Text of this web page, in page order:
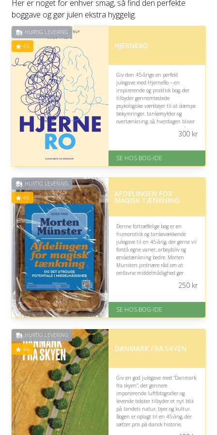
Her er noget for enhver smag, så find den perfekte
boggave og gør julen ekstra hyggelig.
HURTIG LEVERING
4.6 HJERNERO
Giv den 45-årige en perfekt
julegave med HjerneRo – en
inspirerende og praktisk bog, der
tilbyder gennemtestede
psykologiske værktøjer til at dæmpe
bekymringer, tankemylder og
overtænkning, så hverdagen bliver
mere overskuelig, og hjernen får
På lager
Levering: 1-3 hverdage -
Gratis fragt
på 4.6 ud af 5
300kr
SE HOS BOG-IDE
HURTIG LEVERING
4.6 AFDELINGEN FOR
MAGISK TÆNKNING
Denne fortræffelige bog er en
humoristisk og tankevækkende
julegave til en 45-årig, der gerne vil
forstå egne vaner, arbejdsliv og
ønsketænkning bedre. Morten
Münsters jordnære råd om at
omfavne middelmådighed gør
På lager
Levering: 1-3 hverdage -
forventet leveringstid
på 4.6 ud af 5
250kr
SE HOS BOG-IDE
HURTIG LEVERING
4.6 DANMARK FRA SKYEN
Giv en god julegave med “Danmark
fra skyen”, der gennem
imponerende luftfotografier og
levende tekster tilbyder et nyt blik
på landets natur, byer og kultur.
Bogen er oplagt til en 45-årig, der
sætter pris på dansk historie,